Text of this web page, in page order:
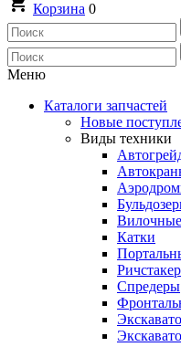
Корзина 0
Меню
Каталоги запчастей
Новые
Виды техники
Катки
Спредеры